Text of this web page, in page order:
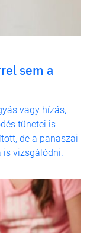
sem a
vagy hízás,
tünetei is
de a panaszai
is vizsgálódni.